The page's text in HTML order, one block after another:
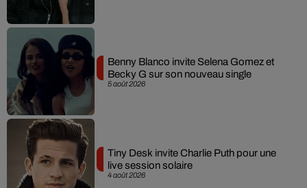
5 août 2026
Benny Blanco invite Selena Gomez et
Becky G sur son nouveau single
4 août 2026
Tiny Desk invite Charlie Puth pour une
live session solaire